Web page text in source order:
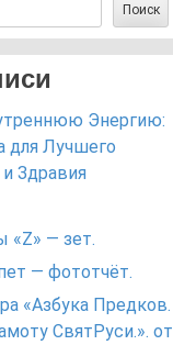
Поиск
Энергию:
для Лучшего
Здравия
«Z» — зет.
— фототчёт.
«Азбука Предков.
СвятРуси.». от